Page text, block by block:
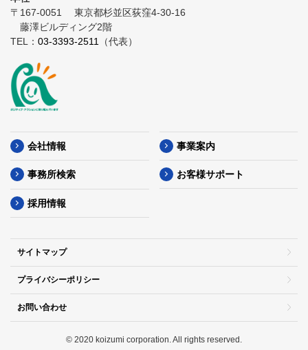
〒167-0051
東京都杉並区荻窪4-30-16
藤澤ビルディング2階
TEL： 03-3393-2511 （代表）
会社情報 事業案内
事務所検索 お客様サポート
採用情報
サイトマップ
プライバシーポリシー
お問い合わせ
© 2020 koizumi corporation. All rights reserved.